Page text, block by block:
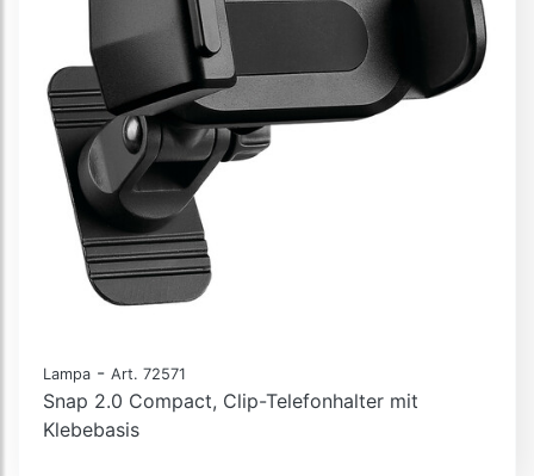
Lampa - Art. 72571
Snap 2.0 Compact, Clip-Telefonhalter mit
Klebebasis